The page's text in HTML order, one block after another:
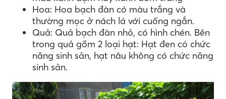
Hoa: Hoa bạch đàn có màu trắng và
thường mọc ở nách lá với cuống ngắn.
Quả: Quả bạch đàn nhỏ, có hình chén. Bên
trong quả gồm 2 loại hạt: Hạt đen có chức
năng sinh sản, hạt nâu không có chức năng
sinh sản.